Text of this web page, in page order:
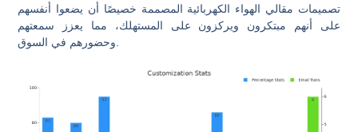
تصميمات مقالي الهواء الكهربائية المصممة خصيصًا أن يضعوا أنفسهم
على أنهم مبتكرون ويركزون على المستهلك، مما يعزز سمعتهم
وحضورهم في السوق.